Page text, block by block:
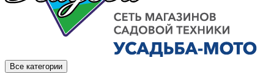
Все категории